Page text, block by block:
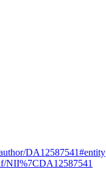
DA12587541#entity
NII%7CDA12587541